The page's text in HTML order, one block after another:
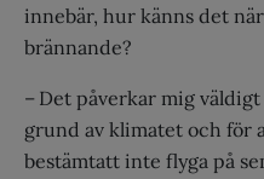
innebär, hur känns det
brännande?
– Det påverkar mig
grund av klimatet och för
bestämtatt inte flyga på